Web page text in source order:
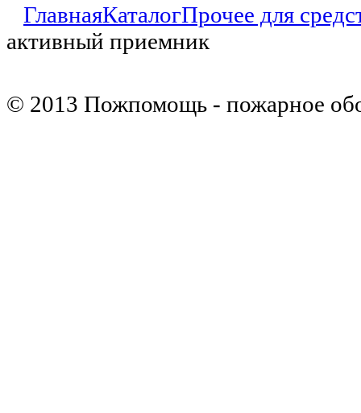
ГлавнаяКаталогПрочее для
активный приемник
© 2013 Пожпомощь - пожарное